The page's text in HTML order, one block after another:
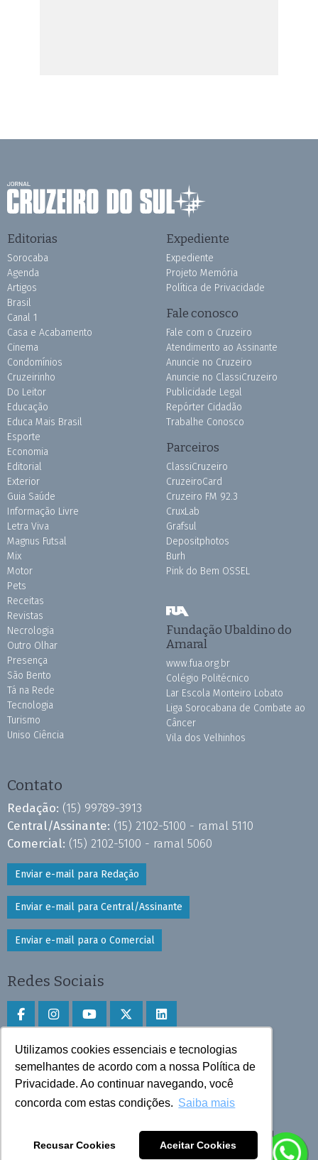
Utilizamos cookies essenciais e tecnologias
semelhantes de acordo com a nossa Política de
Privacidade. Ao continuar navegando, você
concorda com estas condições. Saiba mais
Recusar Cookies Aceitar Cookies
Editorias
Sorocaba
Agenda
Artigos
Brasil
Canal 1
Casa e Acabamento
Cinema
Condomínios
Cruzeirinho
Do Leitor
Educação
Educa Mais Brasil
Esporte
Economia
Editorial
Exterior
Guia Saúde
Informação Livre
Letra Viva
Magnus Futsal
Mix
Motor
Pets
Receitas
Revistas
Necrologia
Outro Olhar
Presença
São Bento
Tá na Rede
Tecnologia
Turismo
Uniso Ciência
Expediente
Expediente
Projeto Memória
Política de Privacidade
Fale conosco
Fale com o Cruzeiro
Atendimento ao Assinante
Anuncie no Cruzeiro
Anuncie no ClassiCruzeiro
Publicidade Legal
Repórter Cidadão
Trabalhe Conosco
Parceiros
ClassiCruzeiro
CruzeiroCard
Cruzeiro FM 92.3
CruxLab
Grafsul
Depositphotos
Burh
Pink do Bem OSSEL
Fundação Ubaldino do
Amaral
www.fua.org.br
Colégio Politécnico
Lar Escola Monteiro Lobato
Liga Sorocabana de Combate ao
Câncer
Vila dos Velhinhos
Contato
Redação: (15) 99789-3913
Central/Assinante: (15) 2102-5100 - ramal 5110
Comercial: (15) 2102-5100 - ramal 5060
Enviar e-mail para Redação
Enviar e-mail para Central/Assinante
Enviar e-mail para o Comercial
Redes Sociais
Faça download do aplicativo
Play Store e App Store
Todos os direitos reservados © 2025 Cruzeiro do Sul